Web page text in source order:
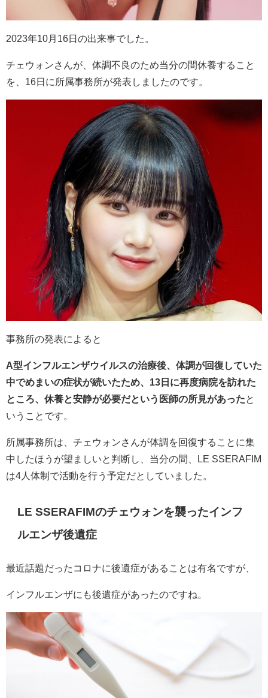
2023年10月16日の出来事でした。
チェウォンさんが、体調不良のため当分の間休養すること
を、16日に所属事務所が発表しましたのです。
事務所の発表によると
A型インフルエンザウイルスの治療後、体調が回復していた
中でめまいの症状が続いたため、13日に再度病院を訪れた
ところ、休養と安静が必要だという医師の所見があった と
いうことです。
所属事務所は、チェウォンさんが体調を回復することに集
中したほうが望ましいと判断し、当分の間、LE SSERAFIM
は4人体制で活動を行う予定だとしていました。
LE SSERAFIMのチェウォンを襲ったインフ
ルエンザ後遺症
最近話題だったコロナに後遺症があることは有名ですが、
インフルエンザにも後遺症があったのですね。